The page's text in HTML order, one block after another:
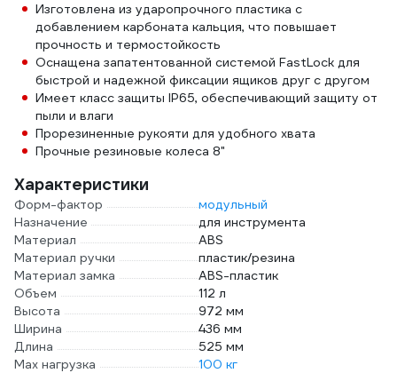
Изготовлена из ударопрочного пластика с
добавлением карбоната кальция, что повышает
прочность и термостойкость
Оснащена запатентованной системой FastLock для
быстрой и надежной фиксации ящиков друг с другом
Имеет класс защиты IP65, обеспечивающий защиту от
пыли и влаги
Прорезиненные рукояти для удобного хвата
Прочные резиновые колеса 8"
Характеристики
Форм-фактор
модульный
Назначение
для инструмента
Материал
ABS
Материал ручки
пластик/резина
Материал замка
ABS-пластик
Объем
112 л
Высота
972 мм
Ширина
436 мм
Длина
525 мм
Мах нагрузка
100 кг